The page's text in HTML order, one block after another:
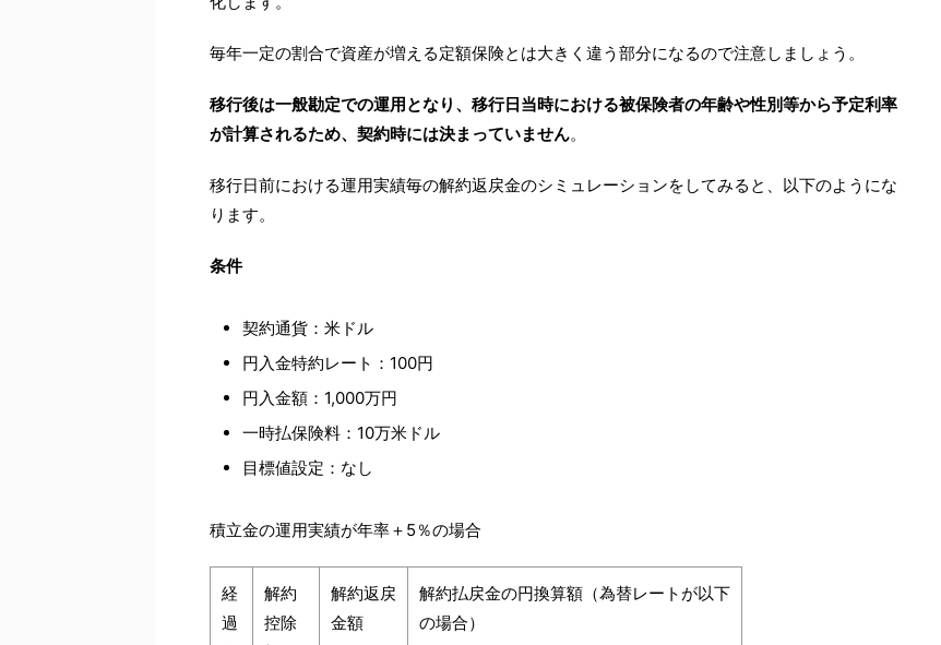
毎年一定の割合で資産が増える定額保険とは大きく違う部分になるので注意しましょう。
移行後は一般勘定での運用となり、移行日当時における被保険者の年齢や性別等から予定利率
が計算されるため、契約時には決まっていません。
移行日前における運用実績毎の解約返戻金のシミュレーションをしてみると、以下のようにな
ります。
条件
契約通貨：米ドル
円入金特約レート：100円
円入金額：1,000万円
一時払保険料：10万米ドル
目標値設定：なし
積立金の運用実績が年率＋5％の場合
経
過
解約
控除
解約返戻
金額
解約払戻金の円換算額（為替レートが以下
の場合）